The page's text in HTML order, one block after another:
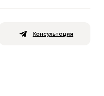
Консультация